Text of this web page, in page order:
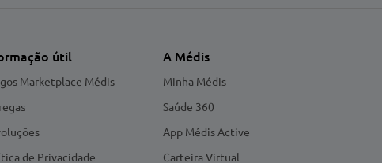
útil
Marketplace Médis
de Privacidade
A Médis
Minha Médis
Saúde 360
App Médis Active
Carteira Virtual